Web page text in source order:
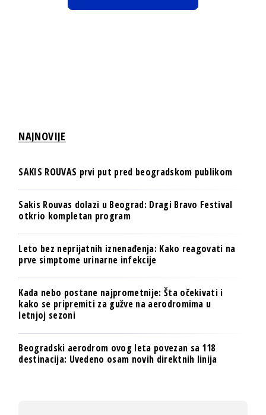
NAJNOVIJE
SAKIS ROUVAS prvi put pred beogradskom publikom
Sakis Rouvas dolazi u Beograd: Dragi Bravo Festival
otkrio kompletan program
Leto bez neprijatnih iznenađenja: Kako reagovati na
prve simptome urinarne infekcije
Kada nebo postane najprometnije: Šta očekivati i
kako se pripremiti za gužve na aerodromima u
letnjoj sezoni
Beogradski aerodrom ovog leta povezan sa 118
destinacija: Uvedeno osam novih direktnih linija